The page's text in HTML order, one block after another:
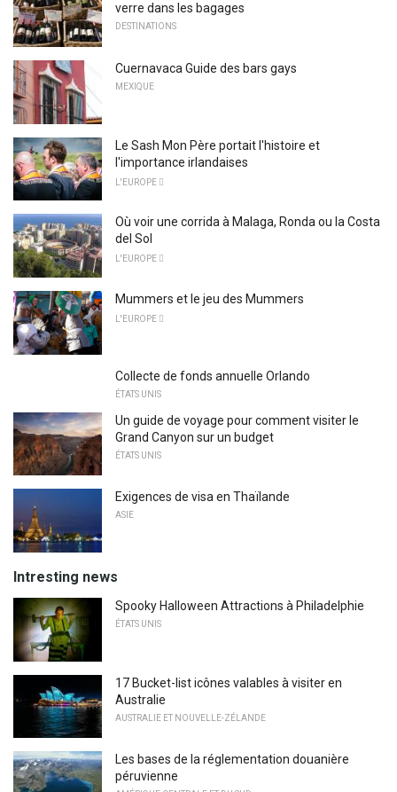
verre dans les bagages
DESTINATIONS
Cuernavaca Guide des bars gays
MEXIQUE
Le Sash Mon Père portait l'histoire et
l'importance irlandaises
L'EUROPE 
Où voir une corrida à Malaga, Ronda ou la Costa
del Sol
L'EUROPE 
Mummers et le jeu des Mummers
L'EUROPE 
Collecte de fonds annuelle Orlando
ÉTATS UNIS
Un guide de voyage pour comment visiter le
Grand Canyon sur un budget
ÉTATS UNIS
Exigences de visa en Thaïlande
ASIE
Intresting news
Spooky Halloween Attractions à Philadelphie
ÉTATS UNIS
17 Bucket-list icônes valables à visiter en
Australie
AUSTRALIE ET NOUVELLE-ZÉLANDE
Les bases de la réglementation douanière
péruvienne